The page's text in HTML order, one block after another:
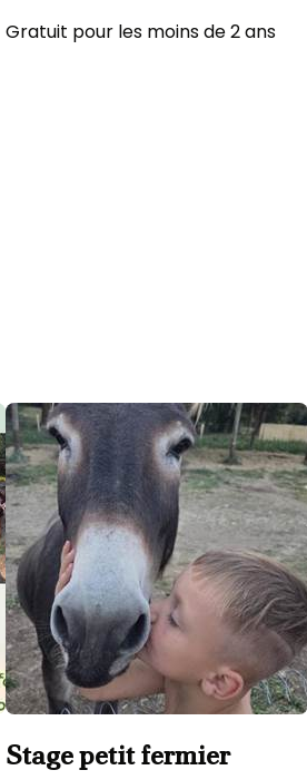
Gratuit pour les moins de 2 ans
Stage petit fermier